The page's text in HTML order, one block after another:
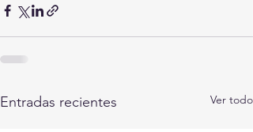
Entradas recientes Ver todo